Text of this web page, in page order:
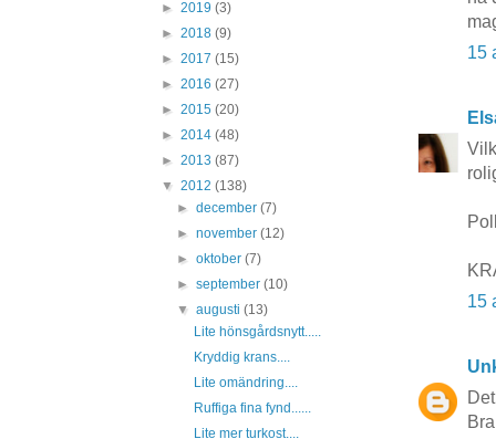
15
15
► 2019 (3)
► 2018 (9)
► 2017 (15)
► 2016 (27)
► 2015 (20)
► 2014 (48)
► 2013 (87)
▼ 2012 (138)
►december(7)
►november(12)
►oktober(7)
►september(10)
▼augusti(13)
Lite hönsgårdsnytt.....
Kryddig krans....
Lite omändring....
Ruffiga fina fynd......
Lite mer turkost....